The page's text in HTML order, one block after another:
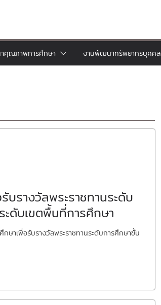
คุณภาพการศึกษา งานพัฒนาทรัพยากรบุคคล
บรางวัลพระราชทานระดับ
ดับเขตพื้นที่การศึกษา
าเพื่อรับรางวัลพระราชทานระดับการศึกษาขั้น